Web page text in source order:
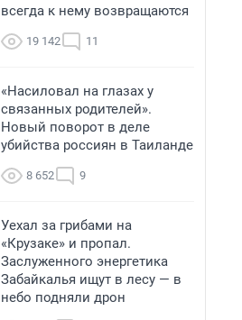
всегда к нему возвращаются
19 142 11
«Насиловал на глазах у
связанных родителей».
Новый поворот в деле
убийства россиян в Таиланде
8 652 9
Уехал за грибами на
«Крузаке» и пропал.
Заслуженного энергетика
Забайкалья ищут в лесу — в
небо подняли дрон